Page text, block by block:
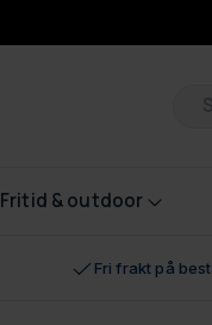
Fritid & outdoor
Fri frakt på